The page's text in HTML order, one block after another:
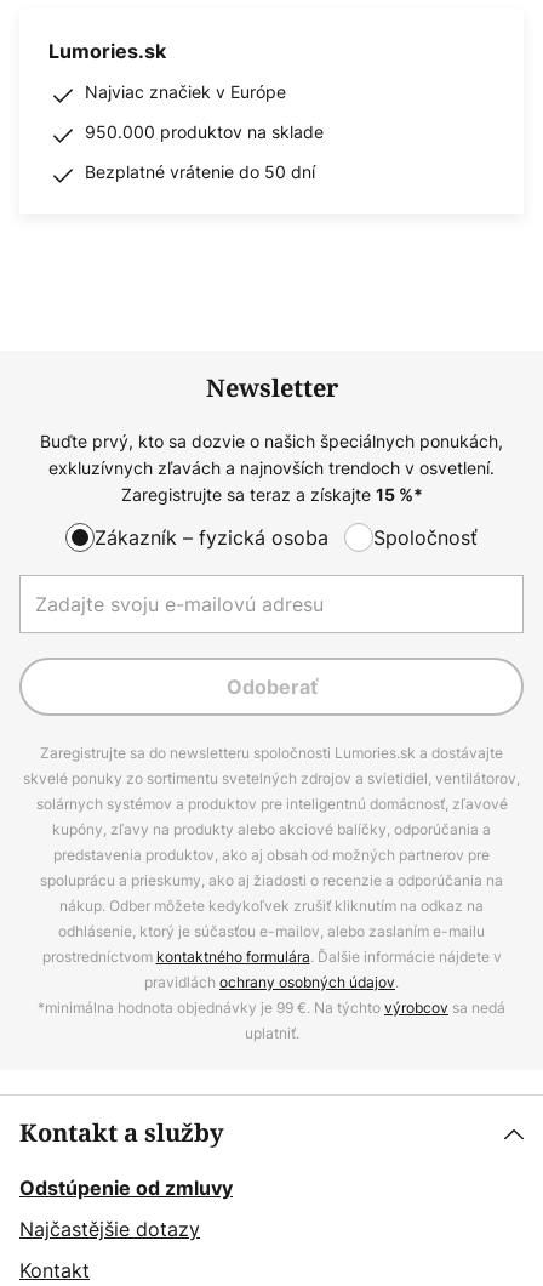
Lumories.sk
Najviac značiek v Európe
950.000 produktov na sklade
Bezplatné vrátenie do 50 dní
Newsletter
Buďte prvý, kto sa dozvie o našich špeciálnych ponukách,
exkluzívnych zľavách a najnovších trendoch v osvetlení.
Zaregistrujte sa teraz a získajte 15%*
Zákazník – fyzická osoba Spoločnosť
Odoberať
Zaregistrujte sa do newsletteru spoločnosti Lumories.sk a dostávajte
skvelé ponuky zo sortimentu svetelných zdrojov a svietidiel, ventilátorov,
solárnych systémov a produktov pre inteligentnú domácnosť, zľavové
kupóny, zľavy na produkty alebo akciové balíčky, odporúčania a
predstavenia produktov, ako aj obsah od možných partnerov pre
spoluprácu a prieskumy, ako aj žiadosti o recenzie a odporúčania na
nákup. Odber môžete kedykoľvek zrušiť kliknutím na odkaz na
odhlásenie, ktorý je súčasťou e-mailov, alebo zaslaním e-mailu
prostredníctvom kontaktného formulára. Ďalšie informácie nájdete v
pravidlách ochrany osobných údajov.
*minimálna hodnota objednávky je 99 €. Na týchtovýrobcov sa nedá
uplatniť.
Kontakt a služby
Odstúpenie od zmluvy
Najčastějšie dotazy
Kontakt